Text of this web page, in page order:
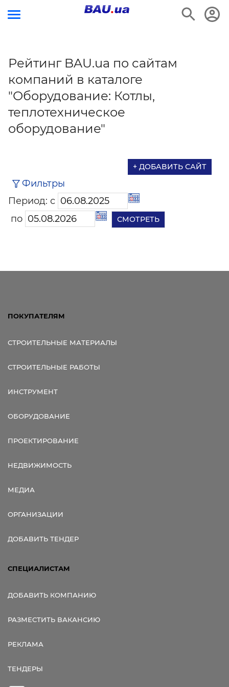
Рейтинг BAU.ua по сайтам
компаний в каталоге
"Оборудование: Котлы,
теплотехническое
оборудование"
+ ДОБАВИТЬ САЙТ
Фильтры
Период: с
по
ПОКУПАТЕЛЯМ
СТРОИТЕЛЬНЫЕ МАТЕРИАЛЫ
СТРОИТЕЛЬНЫЕ РАБОТЫ
ИНСТРУМЕНТ
ОБОРУДОВАНИЕ
ПРОЕКТИРОВАНИЕ
НЕДВИЖИМОСТЬ
МЕДИА
ОРГАНИЗАЦИИ
ДОБАВИТЬ ТЕНДЕР
СПЕЦИАЛИСТАМ
ДОБАВИТЬ КОМПАНИЮ
РАЗМЕСТИТЬ ВАКАНСИЮ
РЕКЛАМА
ТЕНДЕРЫ